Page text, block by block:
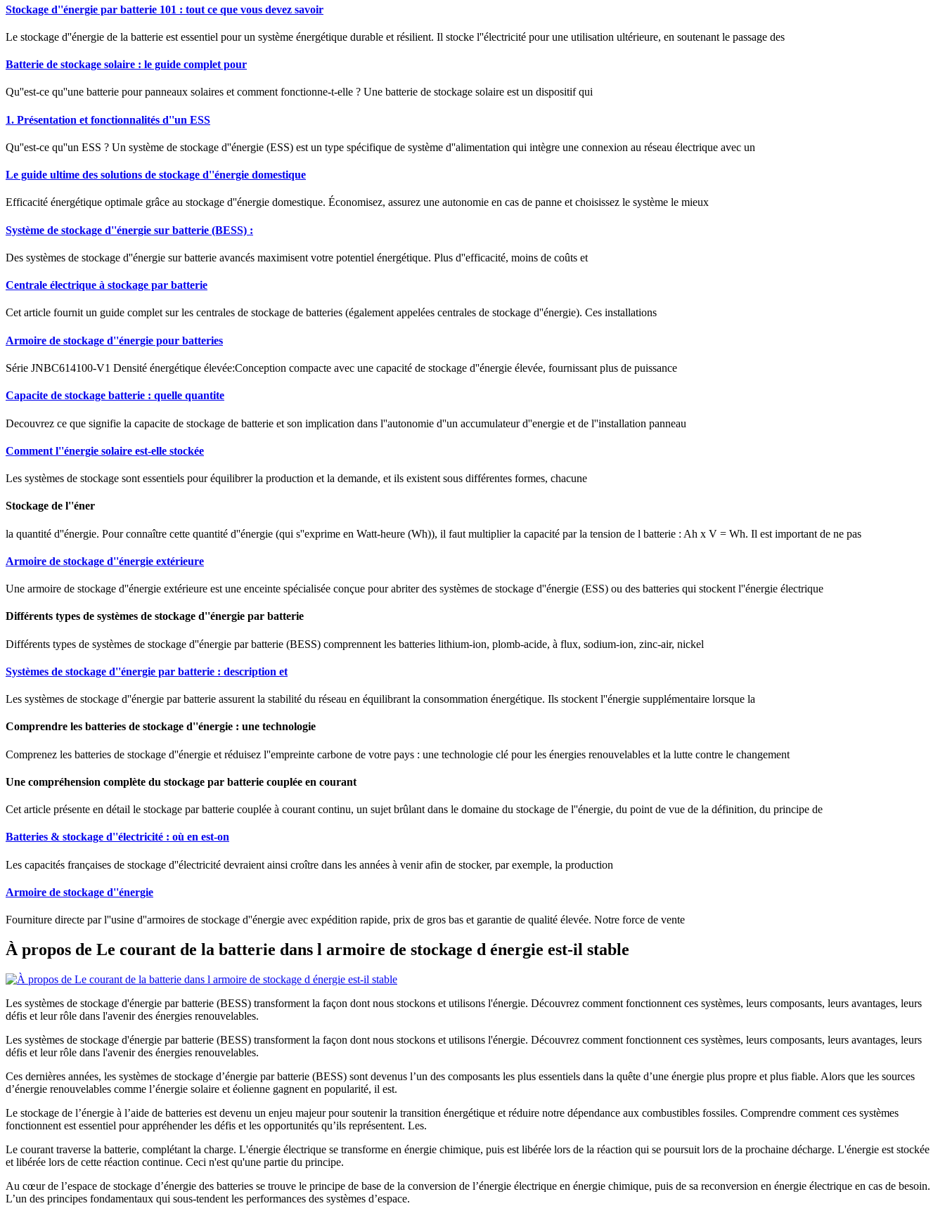
Stockage d''énergie par batterie 101 : tout ce que vous devez savoir
Le stockage d''énergie de la batterie est essentiel pour un système énergétique durable et résilient. Il stocke l''électricité pour une utilisation ultérieure, en soutenant le passage des
Batterie de stockage solaire : le guide complet pour
Qu''est-ce qu''une batterie pour panneaux solaires et comment fonctionne-t-elle ? Une batterie de stockage solaire est un dispositif qui
1. Présentation et fonctionnalités d''un ESS
Qu''est-ce qu''un ESS ? Un système de stockage d''énergie (ESS) est un type spécifique de système d''alimentation qui intègre une connexion au réseau électrique avec un
Le guide ultime des solutions de stockage d''énergie domestique
Efficacité énergétique optimale grâce au stockage d''énergie domestique. Économisez, assurez une autonomie en cas de panne et choisissez le système le mieux
Système de stockage d''énergie sur batterie (BESS) :
Des systèmes de stockage d''énergie sur batterie avancés maximisent votre potentiel énergétique. Plus d''efficacité, moins de coûts et
Centrale électrique à stockage par batterie
Cet article fournit un guide complet sur les centrales de stockage de batteries (également appelées centrales de stockage d''énergie). Ces installations
Armoire de stockage d''énergie pour batteries
Série JNBC614100-V1 Densité énergétique élevée:Conception compacte avec une capacité de stockage d''énergie élevée, fournissant plus de puissance
Capacite de stockage batterie : quelle quantite
Decouvrez ce que signifie la capacite de stockage de batterie et son implication dans l''autonomie d''un accumulateur d''energie et de l''installation panneau
Comment l''énergie solaire est-elle stockée
Les systèmes de stockage sont essentiels pour équilibrer la production et la demande, et ils existent sous différentes formes, chacune
Stockage de l''éner
la quantité d''énergie. Pour connaître cette quantité d''énergie (qui s''exprime en Watt-heure (Wh)), il faut multiplier la capacité par la tension de l batterie : Ah x V = Wh. Il est important de ne pas
Armoire de stockage d''énergie extérieure
Une armoire de stockage d''énergie extérieure est une enceinte spécialisée conçue pour abriter des systèmes de stockage d''énergie (ESS) ou des batteries qui stockent l''énergie électrique
Différents types de systèmes de stockage d''énergie par batterie
Différents types de systèmes de stockage d''énergie par batterie (BESS) comprennent les batteries lithium-ion, plomb-acide, à flux, sodium-ion, zinc-air, nickel
Systèmes de stockage d''énergie par batterie : description et
Les systèmes de stockage d''énergie par batterie assurent la stabilité du réseau en équilibrant la consommation énergétique. Ils stockent l''énergie supplémentaire lorsque la
Comprendre les batteries de stockage d''énergie : une technologie
Comprenez les batteries de stockage d''énergie et réduisez l''empreinte carbone de votre pays : une technologie clé pour les énergies renouvelables et la lutte contre le changement
Une compréhension complète du stockage par batterie couplée en courant
Cet article présente en détail le stockage par batterie couplée à courant continu, un sujet brûlant dans le domaine du stockage de l''énergie, du point de vue de la définition, du principe de
Batteries & stockage d''électricité : où en est-on
Les capacités françaises de stockage d''électricité devraient ainsi croître dans les années à venir afin de stocker, par exemple, la production
Armoire de stockage d''énergie
Fourniture directe par l''usine d''armoires de stockage d''énergie avec expédition rapide, prix de gros bas et garantie de qualité élevée. Notre force de vente
À propos de Le courant de la batterie dans l armoire de stockage d énergie est-il stable
Les systèmes de stockage d'énergie par batterie (BESS) transforment la façon dont nous stockons et utilisons l'énergie. Découvrez comment fonctionnent ces systèmes, leurs composants, leurs avantages, leurs
défis et leur rôle dans l'avenir des énergies renouvelables.
Les systèmes de stockage d'énergie par batterie (BESS) transforment la façon dont nous stockons et utilisons l'énergie. Découvrez comment fonctionnent ces systèmes, leurs composants, leurs avantages, leurs
défis et leur rôle dans l'avenir des énergies renouvelables.
Ces dernières années, les systèmes de stockage d’énergie par batterie (BESS) sont devenus l’un des composants les plus essentiels dans la quête d’une énergie plus propre et plus fiable. Alors que les sources
d’énergie renouvelables comme l’énergie solaire et éolienne gagnent en popularité, il est.
Le stockage de l’énergie à l’aide de batteries est devenu un enjeu majeur pour soutenir la transition énergétique et réduire notre dépendance aux combustibles fossiles. Comprendre comment ces systèmes
fonctionnent est essentiel pour appréhender les défis et les opportunités qu’ils représentent. Les.
Le courant traverse la batterie, complétant la charge. L'énergie électrique se transforme en énergie chimique, puis est libérée lors de la réaction qui se poursuit lors de la prochaine décharge. L'énergie est stockée
et libérée lors de cette réaction continue. Ceci n'est qu'une partie du principe.
Au cœur de l’espace de stockage d’énergie des batteries se trouve le principe de base de la conversion de l’énergie électrique en énergie chimique, puis de sa reconversion en énergie électrique en cas de besoin.
L’un des principes fondamentaux qui sous-tendent les performances des systèmes d’espace.